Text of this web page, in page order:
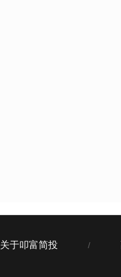
关于叩富简投 /